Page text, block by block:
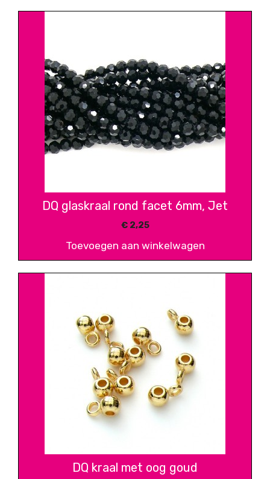
DQ glaskraal rond facet 6mm, Jet
€2,25
Toevoegen aan winkelwagen
DQ kraal met oog goud